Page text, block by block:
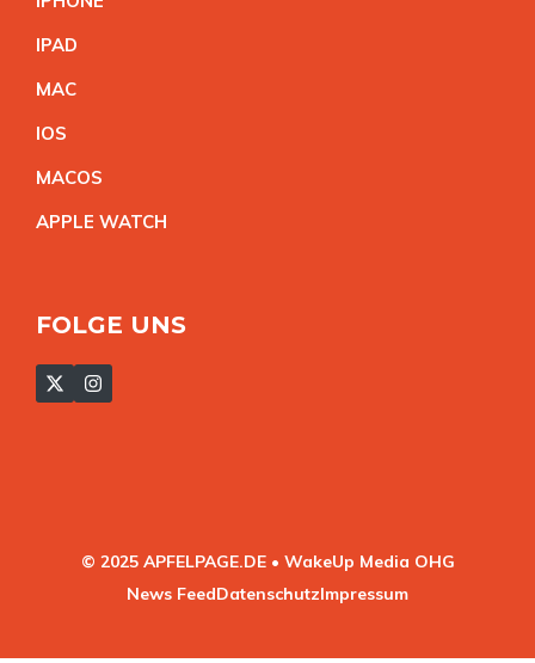
IPAD
MAC
IOS
MACOS
APPLE WATCH
FOLGE UNS
© 2025 APFELPAGE.DE • WakeUp Media OHG
News FeedDatenschutzImpressum